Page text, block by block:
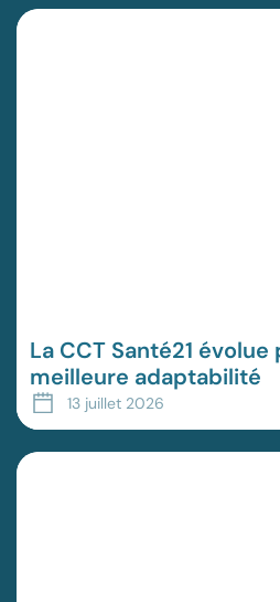
La CCT Santé21 évolue
meilleure adaptabilité
13 juillet 2026